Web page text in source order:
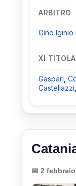
ARBITRO
Gino Iginio
XI
Gaspari
Castellazzi
📅 2